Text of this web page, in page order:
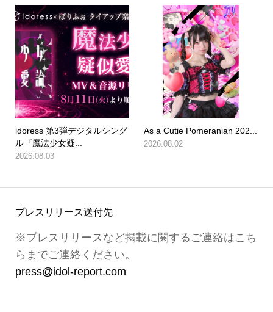
idoress 第3弾デジタルシング
ル『魔法少女疑...
2026.08.03
As a Cutie Pomeranian 202...
2026.08.02
プレスリリース送付先
※プレスリリースなど掲載に関するご連絡はこち
らまでご連絡ください。
press@idol-report.com